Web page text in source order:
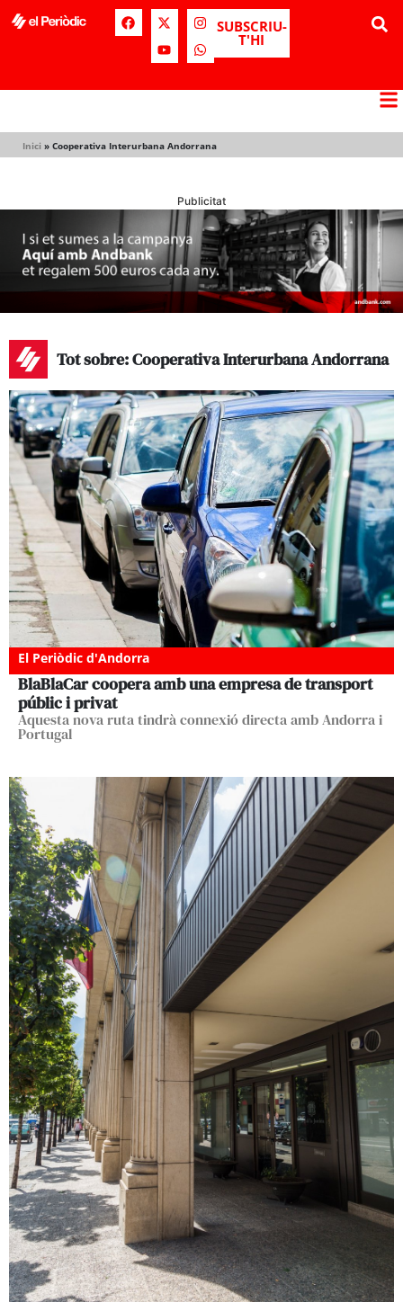
SUBSCRIU-
T'HI
Inici » Cooperativa Interurbana Andorrana
Publicitat
Tot sobre: Cooperativa Interurbana Andorrana
El Periòdic d'Andorra
BlaBlaCar coopera amb una empresa de transport
públic i privat
Aquesta nova ruta tindrà connexió directa amb Andorra i
Portugal